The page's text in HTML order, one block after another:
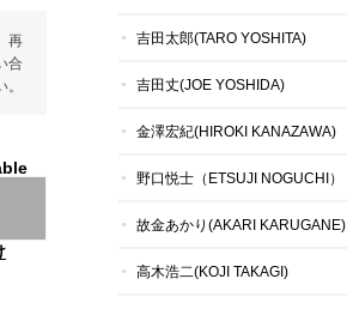
再
合
吉田太郎(TARO YOSHITA)
吉田丈(JOE YOSHIDA)
金澤宏紀(HIROKI KANAZAWA)
野口悦士（ETSUJI NOGUCHI）
故金あかり(AKARI KARUGANE)
高木浩二(KOJI TAKAGI)